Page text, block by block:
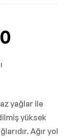
yağlar ile
yüksek
Ağır yol